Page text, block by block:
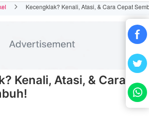
Kecengklak? Kenali, Atasi, & Cara Cepat
Kenali, Atasi, & Cara